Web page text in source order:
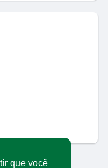
que você